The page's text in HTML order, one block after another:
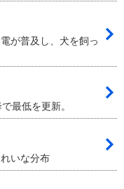
が普及し、犬を飼っ
最低を更新。
いな分布